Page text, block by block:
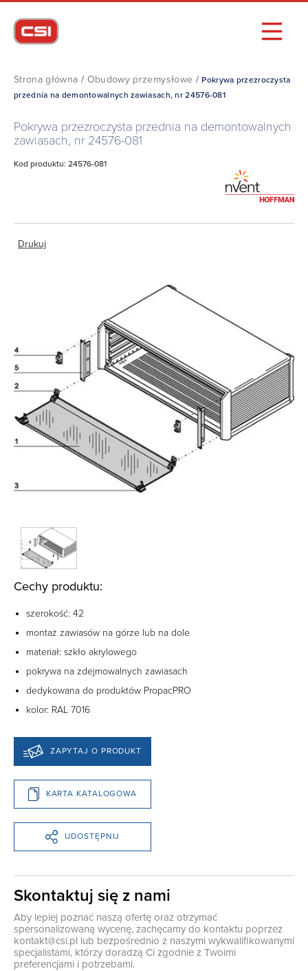
Strona główna / Obudowy przemysłowe /Pokrywa przezroczysta
przednia na demontowalnych zawiasach, nr 24576-081
Pokrywa przezroczysta przednia na demontowalnych
zawiasach, nr 24576-081
Kod produktu: 24576-081
Drukuj
Cechy produktu:
szerokość: 42
montaż zawiasów na górze lub na dole
materiał: szkło akrylowego
pokrywa na zdejmowalnych zawiasach
dedykowana do produktów PropacPRO
kolor: RAL 7016
ZAPYTAJ O PRODUKT
KARTA KATALOGOWA
UDOSTĘPNIJ
Skontaktuj się z nami
Aby lepiej poznać naszą ofertę oraz otrzymać
spersonalizowaną wycenę, zachęcamy do kontaktu poprzez
kontakt@csi.pl lub bezpośrednio z naszymi wykwalifikowanymi
specjalistami, którzy doradzą Ci zgodnie z Twoimi
preferencjami i potrzebami.